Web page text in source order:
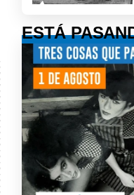
ESTÁ